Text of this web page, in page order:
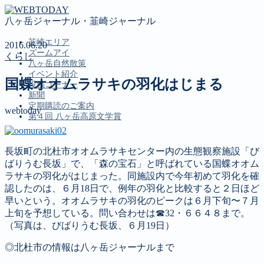
八ヶ岳ジャーナル・韮崎ジャーナル
韮崎エリア
ズームアイ
八ヶ岳自然散策
イベント紹介
投稿コーナー
新聞
定期購読のご案内
第４回 八ヶ岳高原文学賞
MENU
韮崎エリア
ズームアイ
八ヶ岳自然散策
イベント紹介
投稿コーナー
定期購読のご案内
2016.06.20
くらし
国蝶オオムラサキの羽化はじまる
webtoday
長坂町の北杜市オオムラサキセンター内の生態観察施設「び
ばりうむ長坂」で、「森の宝石」と呼ばれている国蝶オオム
ラサキの羽化がはじまった。同施設内で今年初めて羽化を確
認したのは、６月18日で、例年の羽化と比較すると２日ほど
早いという。オオムラサキの羽化のピークは６月下旬〜７月
上旬を予想している。問い合わせは☎32・６６４８まで。
（写真は、びばりうむ長坂、６月19日）
◎北杜市の情報は八ヶ岳ジャーナルまで